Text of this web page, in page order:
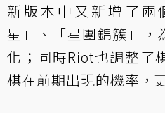
新版本中又新增了兩
星」、「星團錦簇」，
化；同時Riot也調整了
棋在前期出現的機率，